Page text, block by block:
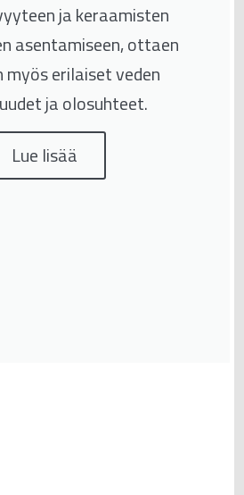
ja keraamisten
asentamiseen, ottaen
myös erilaiset veden
ja olosuhteet.
Lue lisää